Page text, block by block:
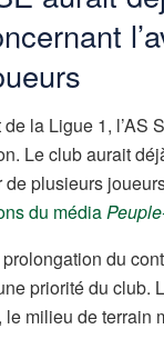
la Ligue 1, l’AS
Le club aurait
de plusieurs
du média
du
priorité du club.
le milieu de terrain